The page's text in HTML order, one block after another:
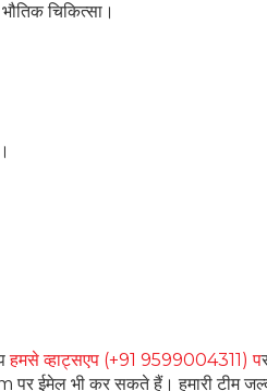
चिकित्सा।
हमसे व्हाट्सएप (+91 9599004311) प
ईमेल भी कर सकते हैं। हमारी टीम